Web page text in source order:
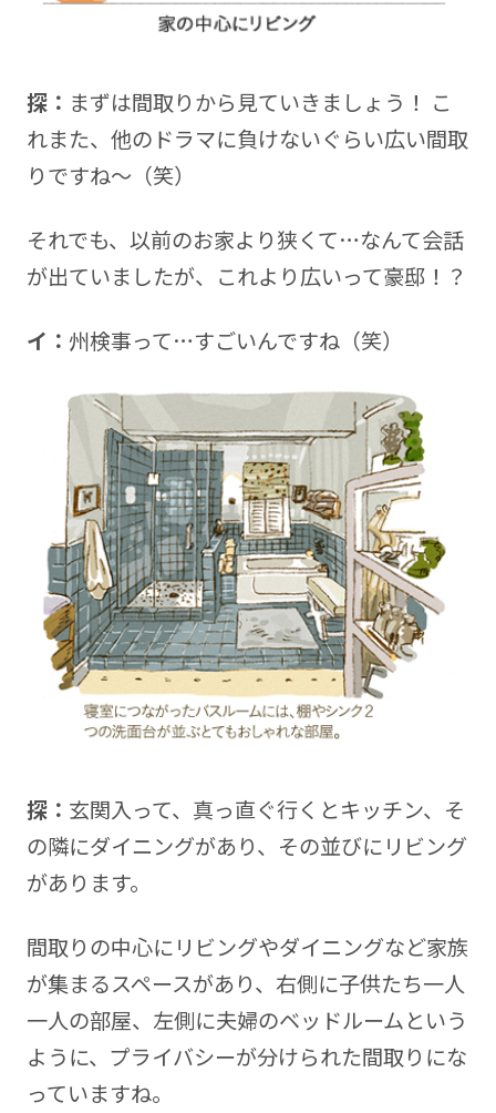
探： まずは間取りから見ていきましょう！ こ
れまた、他のドラマに負けないぐらい広い間取
りですね～（笑）
それでも、以前のお家より狭くて…なんて会話
が出ていましたが、これより広いって豪邸！？
イ： 州検事って…すごいんですね（笑）
探： 玄関入って、真っ直ぐ行くとキッチン、そ
の隣にダイニングがあり、その並びにリビング
があります。
間取りの中心にリビングやダイニングなど家族
が集まるスペースがあり、右側に子供たち一人
一人の部屋、左側に夫婦のベッドルームという
ように、プライバシーが分けられた間取りにな
っていますね。